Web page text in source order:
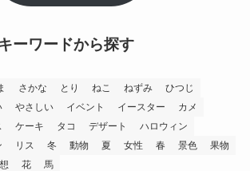
ーワードから探す
さかな とり ねこ ねずみ
ひつじ
やさしい イベント イースター
カメ
ケーキ タコ デザート
ハロウィン
リス 冬 動物 夏 女性 春 景色
果物
花 馬